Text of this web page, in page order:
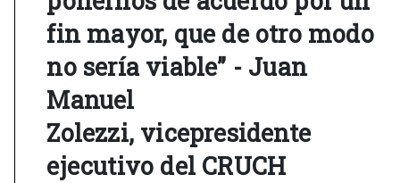
fin mayor, que de otro modo
no sería viable” - Juan
Manuel
Zolezzi, vicepresidente
ejecutivo del CRUCH